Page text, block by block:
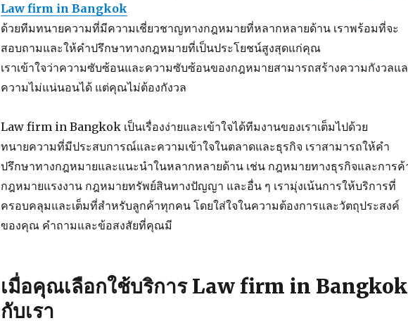
Law firm in Bangkok
ด้วยทีมทนายความที่มีความเชี่ยวชาญทางกฎหมายที่หลากหลายด้าน เราพร้อมที่จะ
สอบถามและให้คำปรึกษาทางกฎหมายที่เป็นประโยชน์สูงสุดแก่คุณ
เราเข้าใจว่าความซับซ้อนและความซับซ้อนของกฎหมายสามารถสร้างความกังวลแ
ความไม่แน่นอนได้ แต่คุณไม่ต้องกังวล
Law firm in Bangkok เป็นเรื่องง่ายและเข้าใจได้ทีมงานของเราเต็มไปด้วย
ทนายความที่มีประสบการณ์และความเข้าใจในตลาดและธุรกิจ เราสามารถให้คำ
ปรึกษาทางกฎหมายและแนะนำในหลากหลายด้าน เช่น กฎหมายทางธุรกิจและการค้
กฎหมายแรงงาน กฎหมายทรัพย์สินทางปัญญา และอื่น ๆ เรามุ่งเน้นการให้บริการที่
ครอบคลุมและเต็มที่สำหรับลูกค้าทุกคน โดยใส่ใจในความต้องการและวัตถุประสงค์
ของคุณ คำถามและข้อสงสัยที่คุณมี
เมื่อคุณเลือกใช้บริการ Law firm in Bangkok
กับเรา